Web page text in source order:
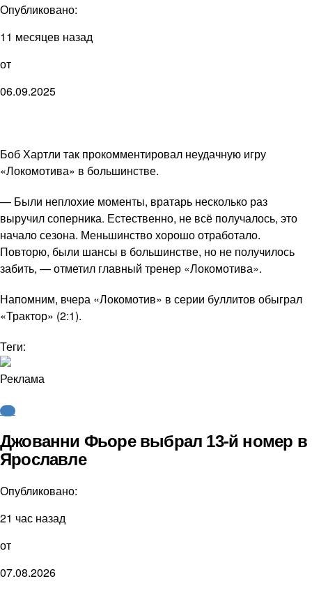
Опубликовано:
11 месяцев назад
от
06.09.2025
Боб Хартли так прокомментировал неудачную игру
«Локомотива» в большинстве.
— Были неплохие моменты, вратарь несколько раз
выручил соперника. Естественно, не всё получалось, это
начало сезона. Меньшинство хорошо отработало.
Повторю, были шансы в большинстве, но не получилось
забить, — отметил главный тренер «Локомотива».
Напомним, вчера «Локомотив» в серии буллитов обыграл
«Трактор» (2:1).
Теги:
Реклама
КХЛ
Джованни Фьоре выбрал 13-й номер в
Ярославле
Опубликовано:
21 час назад
от
07.08.2026